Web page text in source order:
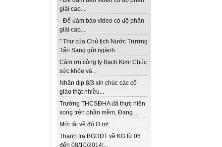
giải cao...
- Để đảm bảo video có độ phân
giải cao...
" Thư của Chủ tịch Nước Trương
Tấn Sang gửi ngành...
Cảm ơn công ty Bạch Kim! Chúc
sức khỏe và...
Nhân dịp 8/3 xin chúc các cô
giáo thật nhiều...
Trường THCSĐHA đã thực hiện
xong trên phần mềm, Đang...
Mới tải về đó O ơi!...
Thanh tra BGDĐT về KG từ 06
đến 08/10/2014!...